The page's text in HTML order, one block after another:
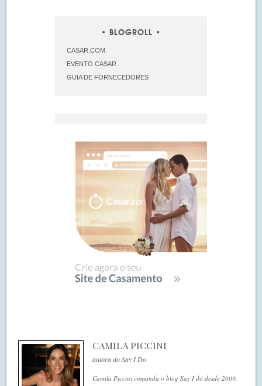
BLOGROLL
CASAR.COM
EVENTO CASAR
GUIA DE FORNECEDORES
CAMILA PICCINI
autora do Say I Do
Camila Piccini comanda o blog Say I do desde 2009.